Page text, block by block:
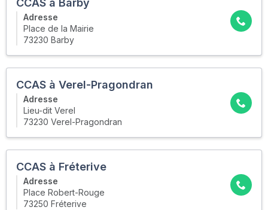
CCAS à Barby
Adresse
Place de la Mairie
73230 Barby
CCAS à Verel-Pragondran
Adresse
Lieu-dit Verel
73230 Verel-Pragondran
CCAS à Fréterive
Adresse
Place Robert-Rouge
73250 Fréterive